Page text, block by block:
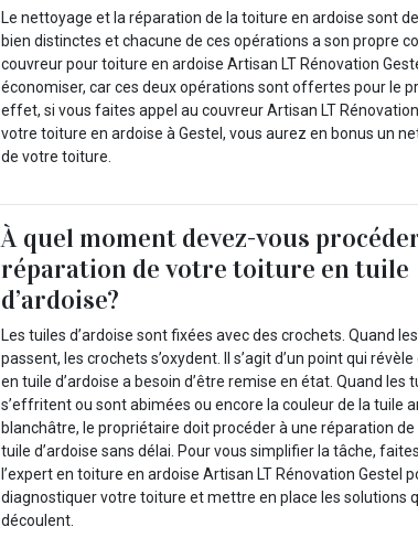
Le nettoyage et la réparation de la toiture en ardoise sont
bien distinctes et chacune de ces opérations a son propre
couvreur pour toiture en ardoise Artisan LT Rénovation
économiser, car ces deux opérations sont offertes pour le
effet, si vous faites appel au couvreur Artisan LT
votre toiture en ardoise à Gestel, vous aurez en bonus un
de votre toiture.
À quel moment devez-vous
réparation de votre toiture en tuile
d’ardoise?
Les tuiles d’ardoise sont fixées avec des crochets. Quand
passent, les crochets s’oxydent. Il s’agit d’un point qui
en tuile d’ardoise a besoin d’être remise en état. Quand les
s’effritent ou sont abimées ou encore la couleur de la tuile
blanchâtre, le propriétaire doit procéder à une réparation
tuile d’ardoise sans délai. Pour vous simplifier la tâche,
l’expert en toiture en ardoise Artisan LT Rénovation Gestel
diagnostiquer votre toiture et mettre en place les solutions
découlent.